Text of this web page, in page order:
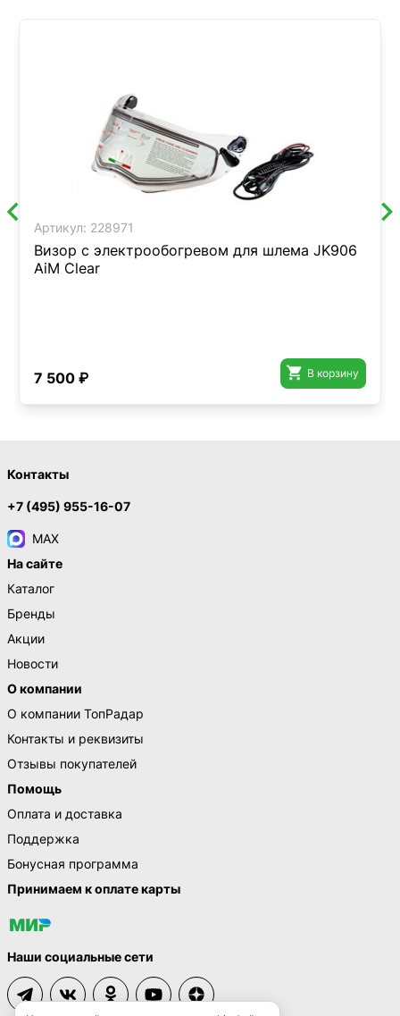
Артикул: 228971
Визор с электрообогревом для шлема JK906
AiM Clear
7 500 ₽  В корзину
Контакты
+7 (495) 955-16-07
MAX
На сайте
Каталог
Бренды
Акции
Новости
О компании
О компании ТопРадар
Контакты и реквизиты
Отзывы покупателей
Помощь
Оплата и доставка
Поддержка
Бонусная программа
Принимаем к оплате карты
Наши социальные сети